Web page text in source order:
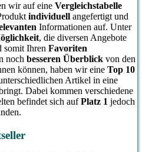
wir auf eine Vergleichstabelle
individuell angefertigt und
Informationen auf. Unter
, die diversen Angebote
somit Ihren Favoriten
noch besseren Überblick von den
können, haben wir eine Top 10
Artikel in eine
Dabei kommen verschiedene
befindet sich aufPlatz 1 jedoch